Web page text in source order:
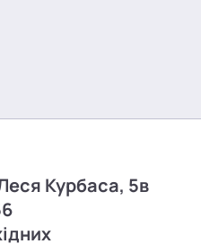
Курбаса, 5в